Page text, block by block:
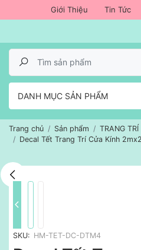
Giới Thiệu Tin Tức
DANH MỤC SẢN PHẨM
Trang chủ Sản phẩm TRANG TRÍ
Decal Tết Trang Trí Cửa Kính
SKU: HM-TET-DC-DTM4